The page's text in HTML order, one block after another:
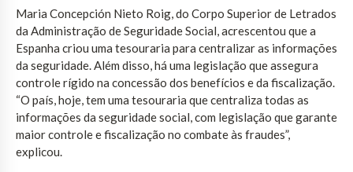
Maria Concepción Nieto Roig, do Corpo Superior de Letrados
da Administração de Seguridade Social, acrescentou que a
Espanha criou uma tesouraria para centralizar as informações
da seguridade. Além disso, há uma legislação que assegura
controle rígido na concessão dos benefícios e da fiscalização.
“O país, hoje, tem uma tesouraria que centraliza todas as
informações da seguridade social, com legislação que garante
maior controle e fiscalização no combate às fraudes”,
explicou.